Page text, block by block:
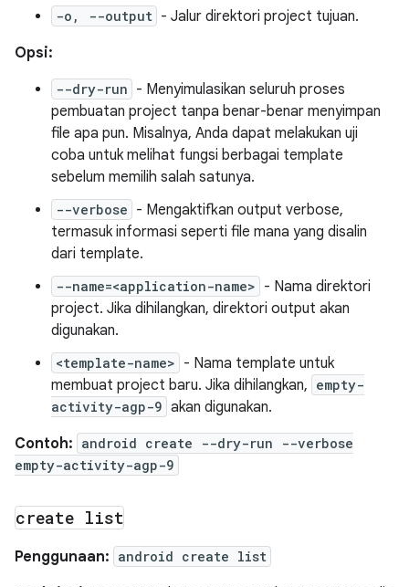
-o, --output - Jalur direktori project tujuan.
Opsi:
--dry-run - Menyimulasikan seluruh proses
pembuatan project tanpa benar-benar menyimpan
file apa pun. Misalnya, Anda dapat melakukan uji
coba untuk melihat fungsi berbagai template
sebelum memilih salah satunya.
--verbose - Mengaktifkan output verbose,
termasuk informasi seperti file mana yang disalin
dari template.
--name=<application-name> - Nama direktori
project. Jika dihilangkan, direktori output akan
digunakan.
<template-name> - Nama template untuk
membuat project baru. Jika dihilangkan, empty-
activity-agp-9 akan digunakan.
Contoh: android create --dry-run --verbose
empty-activity-agp-9
create list
Penggunaan: android create list